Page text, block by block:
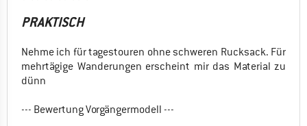
PRAKTISCH
Nehme ich für tagestouren ohne schweren Rucksack. Für
mehrtägige Wanderungen erscheint mir das Material zu
dünn
--- Bewertung Vorgängermodell ---